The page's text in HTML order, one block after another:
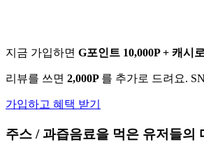
지금 가입하면 G포인트 10,000P + 캐시
리뷰를 쓰면 2,000P 를 추가로 드려요.
가입하고 혜택 받기
주스 / 과즙음료을 먹은 유저들의